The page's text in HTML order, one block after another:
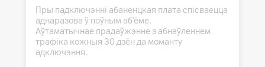
Пры падключэнні абаненцкая плата спісваецца
аднаразова ў поўным аб'ёме.
Аўтаматычнае прадаўжэнне з абнаўленнем
трафіка кожныя 30 дзён да моманту
адключэння.